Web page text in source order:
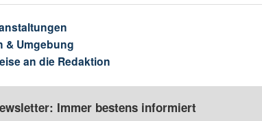
& Umgebung
an die Redaktion
Immer bestens informiert